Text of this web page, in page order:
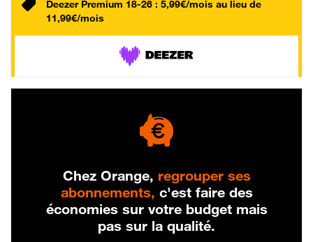
Deezer Premium 18-26 : 5,99€/mois au lieu de
11,99€/mois
Chez Orange, regrouper ses
abonnements, c'est faire des
économies sur votre budget mais
pas sur la qualité.